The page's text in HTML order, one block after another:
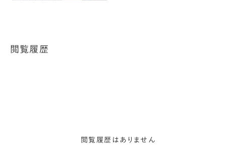
閲覧履歴
閲覧履歴はありません